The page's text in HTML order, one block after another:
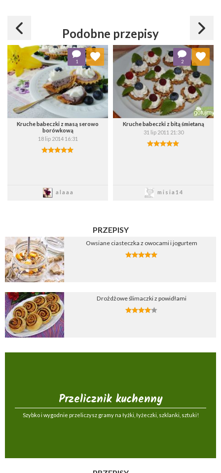
Podobne przepisy
Kruche babeczki z masą serowo
borówkową
18 lip 2014 16:31
alaaa
1
Dodaj do ulubionych
Wybierz listę:
Zapisz
Kruche babeczki z bitą śmietaną
31 lip 2011 21:30
misia14
2
Dodaj do ulubionych
Wybierz listę:
Zapisz
PRZEPISY
Owsiane ciasteczka z owocami i jogurtem
Drożdżowe ślimaczki z powidłami
Przelicznik kuchenny
Szybko i wygodnie przeliczysz gramy na łyżki, łyżeczki, szklanki, sztuki!